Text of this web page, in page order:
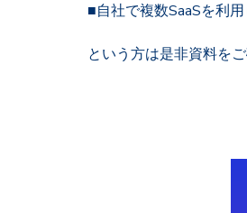
■自社で複数SaaSを利
という方は是非資料を